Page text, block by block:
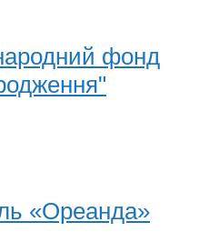
фонд
«Ореанда»